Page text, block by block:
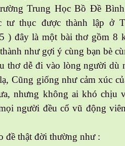
Trung Học Bồ Đề
tư thục được thành lập ở
) đây là một bài thơ gồm 8
như gợi ý cùng bạn bè
thơ dễ đi vào lòng người dù
Cũng giống như cảm xúc
nhưng không ai khó chịu
người đều cổ vũ động
đề thật đời thường như :